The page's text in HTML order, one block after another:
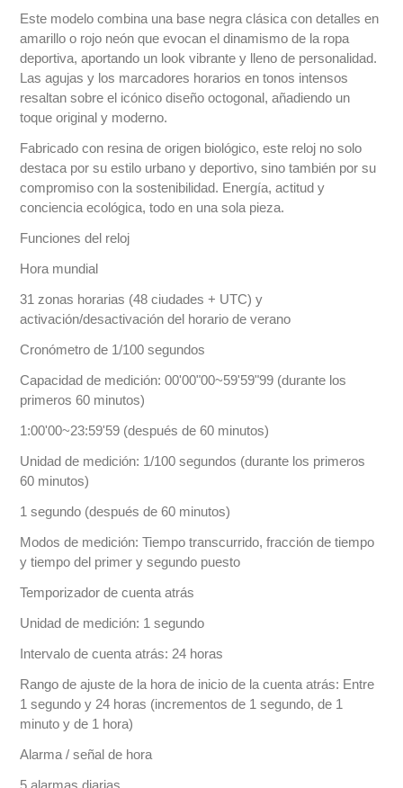
Este modelo combina una base negra clásica con detalles en
amarillo o rojo neón que evocan el dinamismo de la ropa
deportiva, aportando un look vibrante y lleno de personalidad.
Las agujas y los marcadores horarios en tonos intensos
resaltan sobre el icónico diseño octogonal, añadiendo un
toque original y moderno.
Fabricado con resina de origen biológico, este reloj no solo
destaca por su estilo urbano y deportivo, sino también por su
compromiso con la sostenibilidad. Energía, actitud y
conciencia ecológica, todo en una sola pieza.
Funciones del reloj
Hora mundial
31 zonas horarias (48 ciudades + UTC) y
activación/desactivación del horario de verano
Cronómetro de 1/100 segundos
Capacidad de medición: 00'00"00~59'59"99 (durante los
primeros 60 minutos)
1:00'00~23:59'59 (después de 60 minutos)
Unidad de medición: 1/100 segundos (durante los primeros
60 minutos)
1 segundo (después de 60 minutos)
Modos de medición: Tiempo transcurrido, fracción de tiempo
y tiempo del primer y segundo puesto
Temporizador de cuenta atrás
Unidad de medición: 1 segundo
Intervalo de cuenta atrás: 24 horas
Rango de ajuste de la hora de inicio de la cuenta atrás: Entre
1 segundo y 24 horas (incrementos de 1 segundo, de 1
minuto y de 1 hora)
Alarma / señal de hora
5 alarmas diarias